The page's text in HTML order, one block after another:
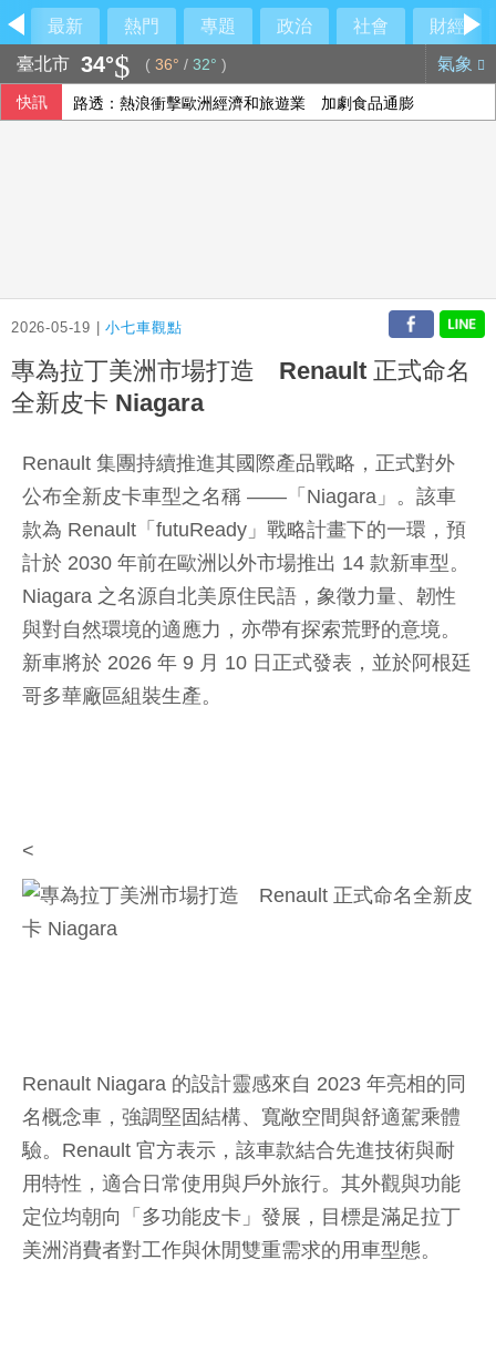
最新 熱門 專題 政治 社會
財經
臺北市 34° ( 36° / 32° ) 氣象
快訊 路透：熱浪衝擊歐洲經濟和旅遊業 加劇食品通膨
2026-05-19 |小七車觀點
專為拉丁美洲市場打造 Renault 正式命名
全新皮卡 Niagara
Renault 集團持續推進其國際產品戰略，正式對外
公布全新皮卡車型之名稱 ——「Niagara」。該車
款為 Renault「futuReady」戰略計畫下的一環，預
計於 2030 年前在歐洲以外市場推出 14 款新車型。
Niagara 之名源自北美原住民語，象徵力量、韌性
與對自然環境的適應力，亦帶有探索荒野的意境。
新車將於 2026 年 9 月 10 日正式發表，並於阿根廷
哥多華廠區組裝生產。
<
Renault Niagara 的設計靈感來自 2023 年亮相的同
名概念車，強調堅固結構、寬敞空間與舒適駕乘體
驗。Renault 官方表示，該車款結合先進技術與耐
用特性，適合日常使用與戶外旅行。其外觀與功能
定位均朝向「多功能皮卡」發展，目標是滿足拉丁
美洲消費者對工作與休閒雙重需求的用車型態。